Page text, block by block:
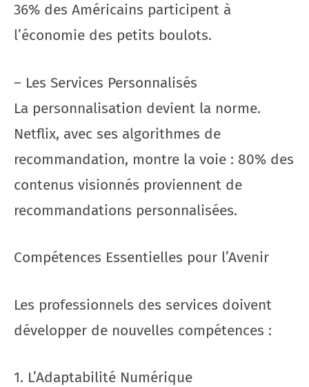
36% des Américains participent à
l’économie des petits boulots.
– Les Services Personnalisés
La personnalisation devient la norme.
Netflix, avec ses algorithmes de
recommandation, montre la voie : 80% des
contenus visionnés proviennent de
recommandations personnalisées.
Compétences Essentielles pour l’Avenir
Les professionnels des services doivent
développer de nouvelles compétences :
1. L’Adaptabilité Numérique